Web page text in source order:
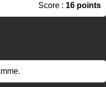
Score : 16 points